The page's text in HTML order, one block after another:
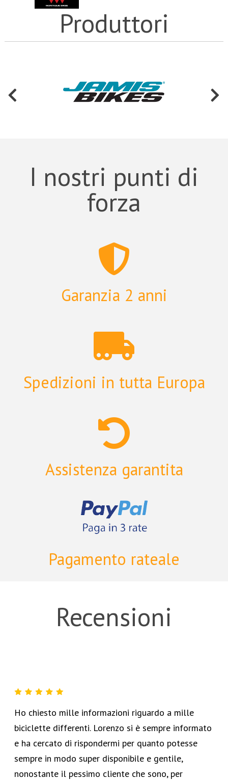
Produttori
I nostri punti di
forza
Garanzia 2 anni
Spedizioni in tutta Europa
Assistenza garantita
Pagamento rateale
Recensioni
Ho chiesto mille informazioni riguardo a mille
biciclette differenti. Lorenzo si è sempre informato
e ha cercato di rispondermi per quanto potesse
sempre in modo super disponibile e gentile,
nonostante il pessimo cliente che sono, per